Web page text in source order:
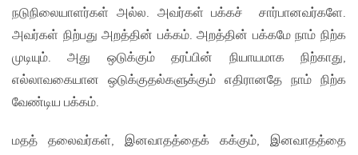
நடுநிலையாளர்கள் அல்ல. அவர்கள் பக்கச் சார்பானவர்களே.
அவர்கள் நிற்பது அறத்தின் பக்கம். அறத்தின் பக்கமே நாம் நிற்க
முடியும். அது ஒடுக்கும் தரப்பின் நியாயமாக நிற்காது,
எல்லாவகையான ஒடுக்குதல்களுக்கும் எதிரானதே நாம் நிற்க
வேண்டிய பக்கம்.
மதத் தலைவர்கள், இனவாதத்தைக் கக்கும், இனவாதத்தை